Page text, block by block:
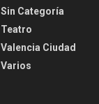
Sin Categoría
Teatro
Valencia Ciudad
Varios